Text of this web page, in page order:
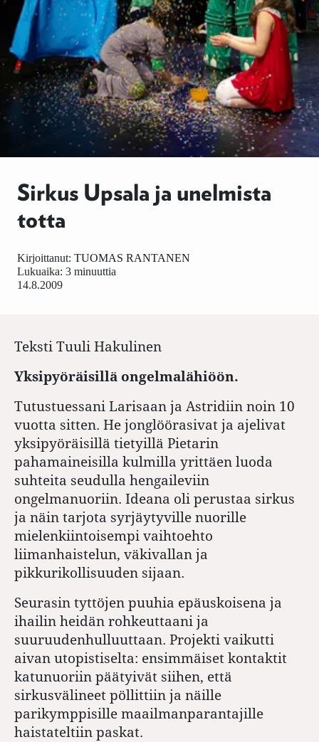
Sirkus Upsala ja unelmista
totta
14.8.2009
Kirjoittanut: TUOMAS RANTANEN
Lukuaika: 3 minuuttia
Teksti Tuuli Hakulinen
Yksipyöräisillä ongelmalähiöön.
Tutustuessani Larisaan ja Astridiin noin 10
vuotta sitten. He jonglöörasivat ja ajelivat
yksipyöräisillä tietyillä Pietarin
pahamaineisilla kulmilla yrittäen luoda
suhteita seudulla hengaileviin
ongelmanuoriin. Ideana oli perustaa sirkus
ja näin tarjota syrjäytyville nuorille
mielenkiintoisempi vaihtoehto
liimanhaistelun, väkivallan ja
pikkurikollisuuden sijaan.
Seurasin tyttöjen puuhia epäuskoisena ja
ihailin heidän rohkeuttaani ja
suuruudenhulluuttaan. Projekti vaikutti
aivan utopistiselta: ensimmäiset kontaktit
katunuoriin päätyivät siihen, että
sirkusvälineet pöllittiin ja näille
parikymppisille maailmanparantajille
haistateltiin paskat.